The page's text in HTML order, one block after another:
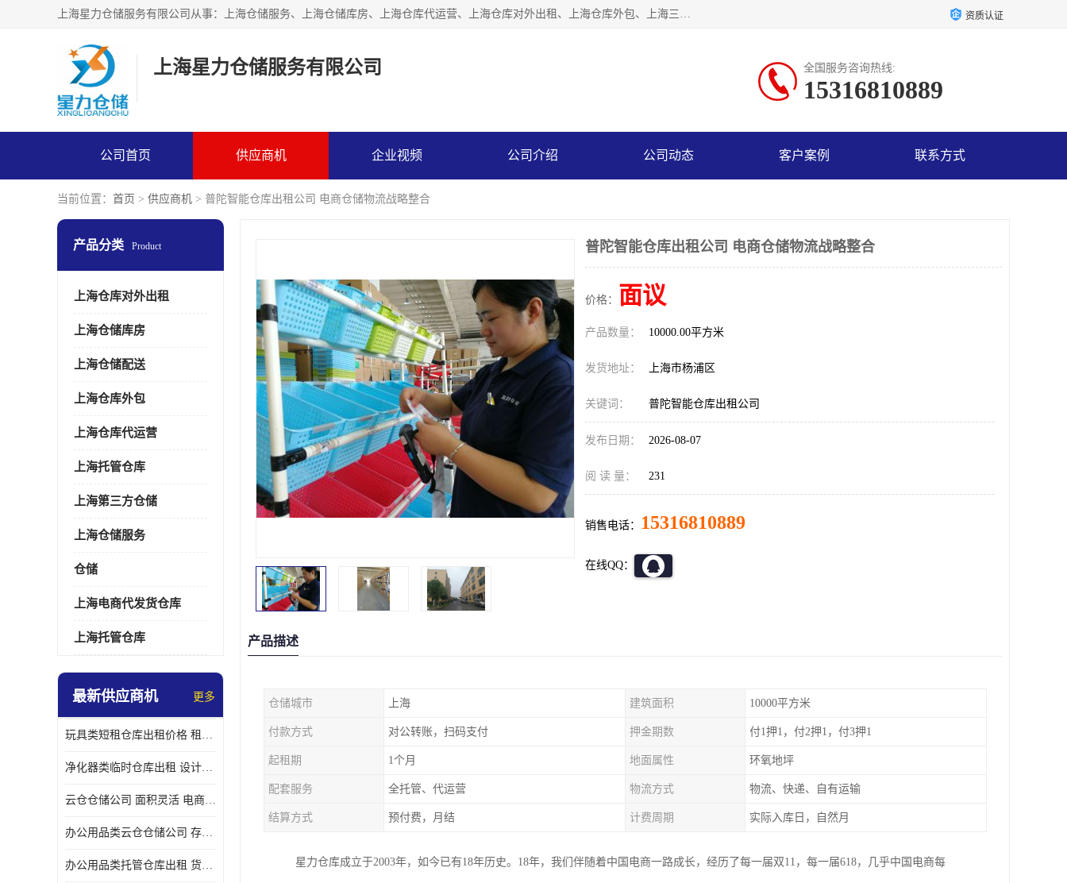
上海星力仓储服务有限公司从事：上海仓储服务、上海仓储库房、上海仓库代运营、上海仓库对外出租、上海仓库外包、上海三方仓储、上海电商仓储代发、上海电商代发货仓库、上海托管仓库、上海仓储配送。上海星力仓储服务有限公司现在拥有100个分仓、10万余平方的标准库房，精炼员工几百名，与几千家客户合作，公司已跻身上海仓储行业前列。欢迎来电咨询！ 资质认证
上海星力仓储服务有限公司 全国服务咨询热线:
15316810889
公司首页 供应商机 企业视频 公司介绍 公司动态 客户案例 联系方式
当前位置： 首页 > 供应商机 > 普陀智能仓库出租公司 电商仓储物流战略整合
产品分类 Product
上海仓库对外出租
上海仓储库房
上海仓储配送
上海仓库外包
上海仓库代运营
上海托管仓库
上海第三方仓储
上海仓储服务
仓储
上海电商代发货仓库
上海托管仓库
最新供应商机 更多
玩具类短租仓库出租价格 租期灵活 智能电商配套
净化器类临时仓库出租 设计简单 电商仓储物流战略合作
云仓仓储公司 面积灵活 电商仓储物流战略合作
办公用品类云仓仓储公司 存货周转很快 电商仓储物流战略整合
办公用品类托管仓库出租 货物装卸方便 电商仓储物流战略合作
普陀智能仓库出租公司 电商仓储物流战略整合
价格： 面议
产品数量： 10000.00平方米
发货地址： 上海市杨浦区
关键词： 普陀智能仓库出租公司
发布日期： 2026-08-07
阅 读 量： 231
销售电话： 15316810889
在线QQ：
产品描述
仓储城市 上海 建筑面积 10000平方米
付款方式 对公转账，扫码支付 押金期数 付1押1，付2押1，付3押1
起租期 1个月 地面属性 环氧地坪
配套服务 全托管、代运营 物流方式 物流、快递、自有运输
结算方式 预付费，月结 计费周期 实际入库日，自然月
星力仓库成立于2003年，如今已有18年历史。18年，我们伴随着中国电商一路成长，经历了每一届双11，每一届618，几乎中国电商每